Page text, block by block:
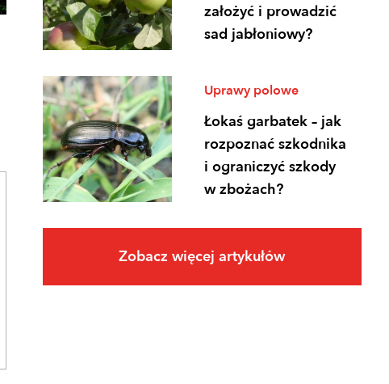
założyć i prowadzić
sad jabłoniowy?
Uprawy polowe
Łokaś garbatek – jak
rozpoznać szkodnika
i ograniczyć szkody
w zbożach?
Zobacz więcej artykułów